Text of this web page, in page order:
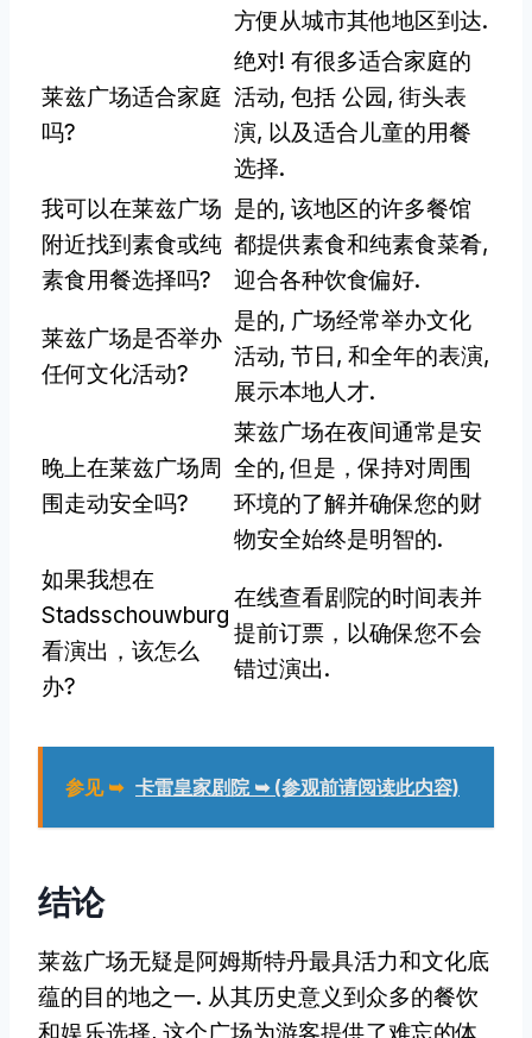
方便从城市其他地区到达.
莱兹广场适合家庭
吗?
绝对! 有很多适合家庭的
活动, 包括 公园, 街头表
演, 以及适合儿童的用餐
选择.
我可以在莱兹广场
附近找到素食或纯
素食用餐选择吗?
是的, 该地区的许多餐馆
都提供素食和纯素食菜肴,
迎合各种饮食偏好.
莱兹广场是否举办
任何文化活动?
是的, 广场经常举办文化
活动, 节日, 和全年的表演,
展示本地人才.
晚上在莱兹广场周
围走动安全吗?
莱兹广场在夜间通常是安
全的, 但是，保持对周围
环境的了解并确保您的财
物安全始终是明智的.
如果我想在
Stadsschouwburg
看演出，该怎么
办?
在线查看剧院的时间表并
提前订票，以确保您不会
错过演出.
参见 ➥ 卡雷皇家剧院 ➥ (参观前请阅读此内容)
结论
莱兹广场无疑是阿姆斯特丹最具活力和文化底
蕴的目的地之一. 从其历史意义到众多的餐饮
和娱乐选择, 这个广场为游客提供了难忘的体